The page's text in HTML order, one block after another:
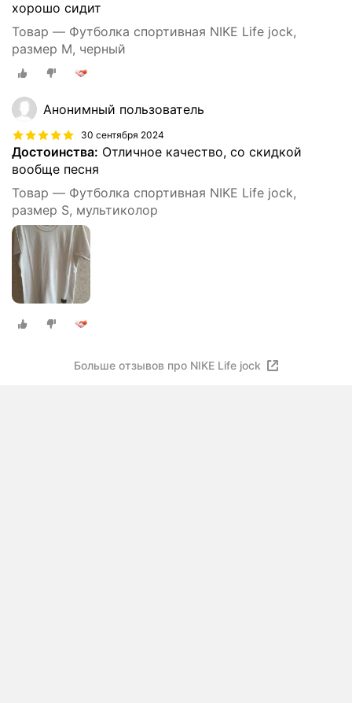
хорошо сидит
Товар — Футболка спортивная NIKE Life jock,
размер M, черный
Анонимный пользователь
30 сентября 2024
Достоинства: Отличное качество, со скидкой
вообще песня
Товар — Футболка спортивная NIKE Life jock,
размер S, мультиколор
Больше отзывов про NIKE Life jock